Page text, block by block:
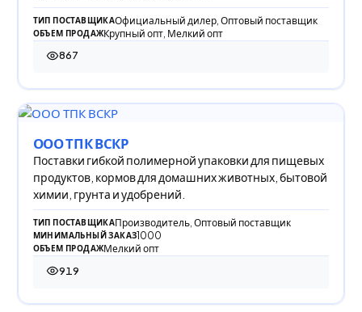
ТИП ПОСТАВЩИКАОфициальный дилер, Оптовый поставщик
ОБЪЕМ ПРОДАЖКрупный опт, Мелкий опт
867
867 просмотров
ООО ТПК ВСКР
Поставки гибкой полимерной упаковки для пищевых
продуктов, кормов для домашних животных, бытовой
химии, грунта и удобрений.
ТИП ПОСТАВЩИКАПроизводитель, Оптовый поставщик
МИНИМАЛЬНЫЙ ЗАКАЗ1000
ОБЪЕМ ПРОДАЖМелкий опт
919
919 просмотров